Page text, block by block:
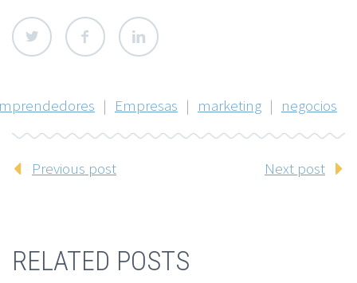
| Empresas | marketing | negocios
Previous post Next post
RELATED POSTS